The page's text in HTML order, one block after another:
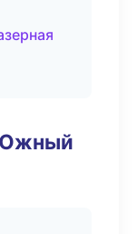
Южный